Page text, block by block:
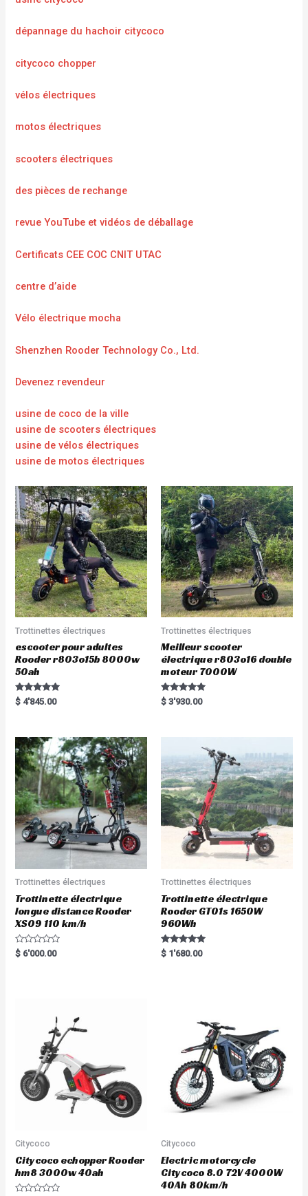
dépannage du hachoir citycoco
citycoco chopper
vélos électriques
motos électriques
scooters électriques
des pièces de rechange
revue YouTube et vidéos de déballage
Certificats CEE COC CNIT UTAC
centre d’aide
Vélo électrique mocha
Shenzhen Rooder Technology Co., Ltd.
Devenez revendeur
usine de coco de la ville
usine de scooters électriques
usine de vélos électriques
usine de motos électriques
Trottinettes électriques
escooter pour adultes
Rooder r803o15b 8000w
50ah
Rated
5.00
$ 4'845.00
Trottinettes électriques
Meilleur scooter
électrique r803o16 double
moteur 7000W
Rated
5.00
$ 3'930.00
Trottinettes électriques
Trottinette électrique
longue distance Rooder
XS09 110 km/h
R
a
$ 6'000.00
Trottinettes électriques
Trottinette électrique
Rooder GT01s 1650W
960Wh
Rated
5.00
$ 1'680.00
Citycoco
Citycoco echopper Rooder
hm8 3000w 40ah
Citycoco
Electric motorcycle
Citycoco 8.0 72V 4000W
40Ah 80km/h